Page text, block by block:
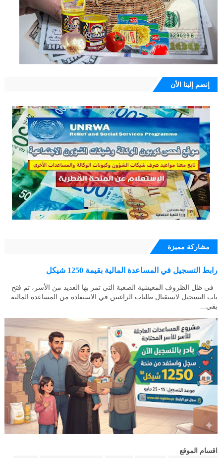
إنضم إلينا الأن
مشاركة مميزة
رابط التسجيل في المساعدة المالية بقيمة 1250 شيكل
في ظل الظروف المعيشية الصعبة التي تمر بها العديد من الأسر، تم فتح
باب التسجيل لاستقبال طلبات الراغبين في الاستفادة من المساعدة المالية
بقي...
اقسام الموقع